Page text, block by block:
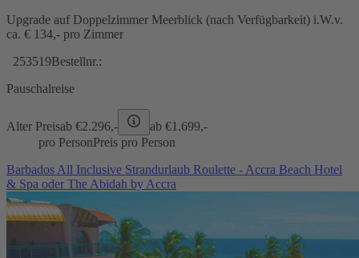
Upgrade auf Doppelzimmer Meerblick (nach Verfügbarkeit) i.W.v.
ca. € 134,- pro Zimmer
253519Bestellnr.:
Pauschalreise
Alter Preisab €2.296,- ab €1.699,-
pro PersonPreis pro Person
Barbados All Inclusive Strandurlaub Roulette - Accra Beach Hotel
& Spa oder The Abidah by Accra